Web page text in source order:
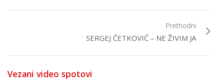
Prethodni
SERGEJ ĆETKOVIĆ – NE ŽIVIM JA
Vezani video spotovi